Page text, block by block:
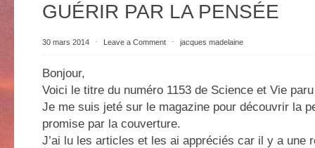
GUÉRIR PAR LA PENSÉE
30 mars 2014 ⋅ Leave a Comment ⋅ jacques madelaine
Bonjour,
Voici le titre du numéro 1153 de Science et Vie
Je me suis jeté sur le magazine pour découvrir la
promise par la couverture.
J’ai lu les articles et les ai appréciés car il y a une